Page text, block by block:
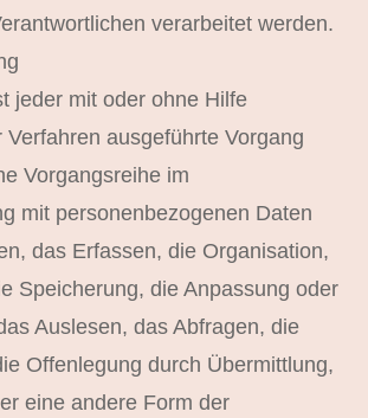
verarbeitet werden.
jeder mit oder ohne Hilfe
ausgeführte Vorgang
Vorgangsreihe im
mit personenbezogenen Daten
das Erfassen, die Organisation,
Speicherung, die Anpassung oder
Auslesen, das Abfragen, die
Offenlegung durch Übermittlung,
eine andere Form der